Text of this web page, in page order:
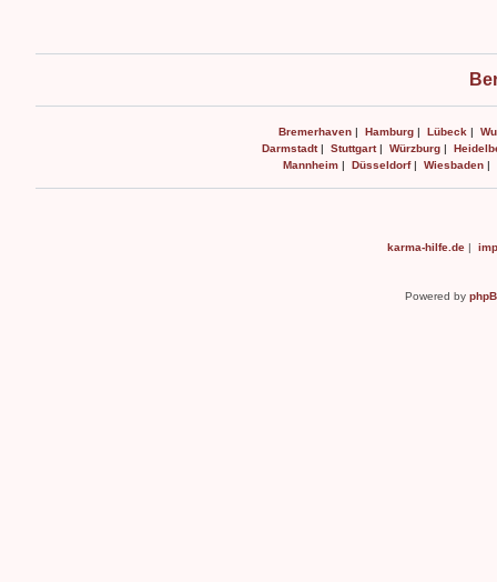
Bremerhaven | Hamburg | Lübeck |
Darmstadt| Stuttgart| Würzburg|
Mannheim | Düsseldorf| Wiesbaden |
karma-hilfe.de |
Powered by